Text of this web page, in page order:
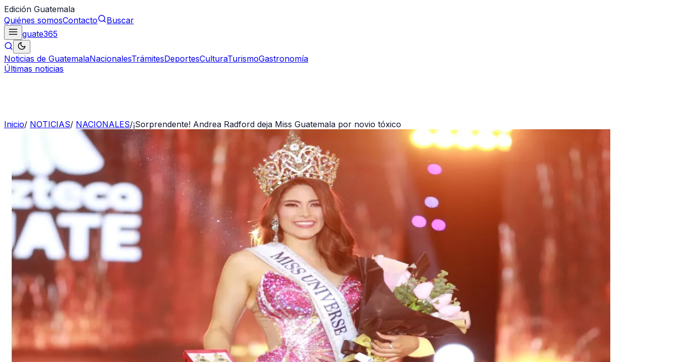
Edición Guatemala
Quiénes somosContacto
Buscar
guate365
Noticias de GuatemalaNacionalesTrámitesDeportesCulturaTurismoGastronomía
Últimas noticias
Inicio/ NOTICIAS/ NACIONALES/¡Sorprendente! Andrea Radford deja Miss Guatemala por novio tóxico